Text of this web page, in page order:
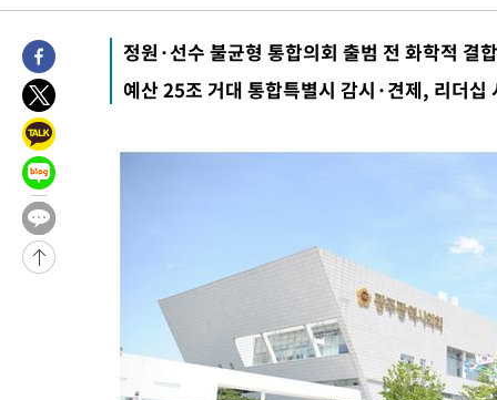
-29003초 전 >[속보]'300억원대 사기 혐의' 차가원 대표 구속 송치
-28197초 전 >
"미 전국적 살모네라 식중독 원인은 멕시코산 할라피뇨"--
-26710초 전 >
[속보]경찰·노동부, HL만도 평택사업장 끼임 사망 관련 압수
-26591초 전 >
[속보]합수본, '투표율 허위 입력' 중앙·서울·경기도 선관위
압수수색
-26346초 전 >
-26142초 전 >
-26128초 전 >
-26096초 전 >
[속보]코스피, 6300선 재탈환…1.09% 오른 6365.07 개장
-23261초 전 >
시리아 다마스쿠스 교외에서 미니버스 폭발.. 14명 부상, 3명
입추에도 극한더위…서울 낮 39도 '폭염중대경보'
이란, 호르무즈서 "적국 목표물들"과 대치로 남부 케슘섬에서
[속보]美, 폴리실리콘 수입 규제…파생제품 15% 관세, 120일
[속보]트럼프, 美 원정출산 금지 행정명령 서명
정원·선수 불균형 통합의회 출범 전 화학적 결
예산 25조 거대 통합특별시 감시·견제, 리더십